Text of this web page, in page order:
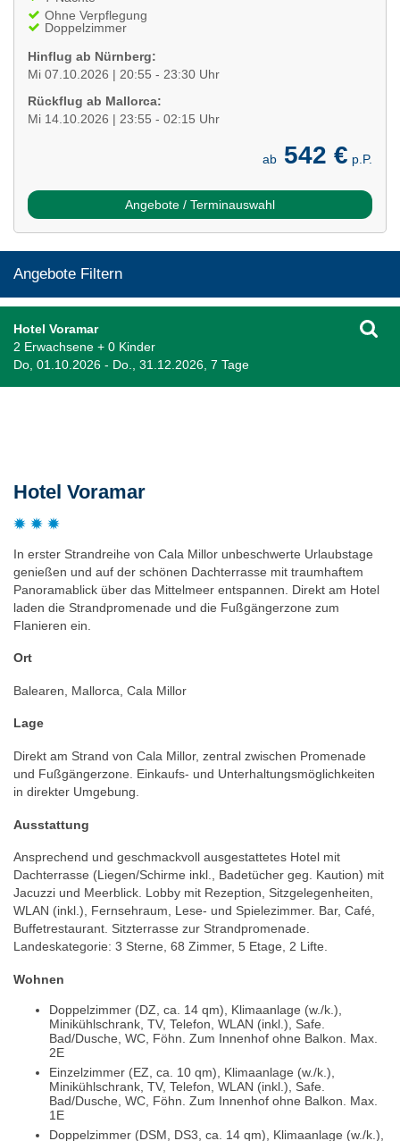
Ohne Verpflegung
Doppelzimmer
Hinflug ab Nürnberg:
Mi 07.10.2026 | 20:55 - 23:30 Uhr
Rückflug ab Mallorca:
Mi 14.10.2026 | 23:55 - 02:15 Uhr
ab 542 € p.P.
Angebote / Terminauswahl
Angebote Filtern
Hotel Voramar
2 Erwachsene + 0 Kinder
Do, 01.10.2026 - Do., 31.12.2026, 7 Tage
Hotel Voramar
In erster Strandreihe von Cala Millor unbeschwerte Urlaubstage
genießen und auf der schönen Dachterrasse mit traumhaftem
Panoramablick über das Mittelmeer entspannen. Direkt am Hotel
laden die Strandpromenade und die Fußgängerzone zum
Flanieren ein.
Ort
Balearen, Mallorca, Cala Millor
Lage
Direkt am Strand von Cala Millor, zentral zwischen Promenade
und Fußgängerzone. Einkaufs- und Unterhaltungsmöglichkeiten
in direkter Umgebung.
Ausstattung
Ansprechend und geschmackvoll ausgestattetes Hotel mit
Dachterrasse (Liegen/Schirme inkl., Badetücher geg. Kaution) mit
Jacuzzi und Meerblick. Lobby mit Rezeption, Sitzgelegenheiten,
WLAN (inkl.), Fernsehraum, Lese- und Spielezimmer. Bar, Café,
Buffetrestaurant. Sitzterrasse zur Strandpromenade.
Landeskategorie: 3 Sterne, 68 Zimmer, 5 Etage, 2 Lifte.
Wohnen
Doppelzimmer (DZ, ca. 14 qm), Klimaanlage (w./k.),
Minikühlschrank, TV, Telefon, WLAN (inkl.), Safe.
Bad/Dusche, WC, Föhn. Zum Innenhof ohne Balkon. Max.
2E
Einzelzimmer (EZ, ca. 10 qm), Klimaanlage (w./k.),
Minikühlschrank, TV, Telefon, WLAN (inkl.), Safe.
Bad/Dusche, WC, Föhn. Zum Innenhof ohne Balkon. Max.
1E
Doppelzimmer (DSM, DS3, ca. 14 qm), Klimaanlage (w./k.),